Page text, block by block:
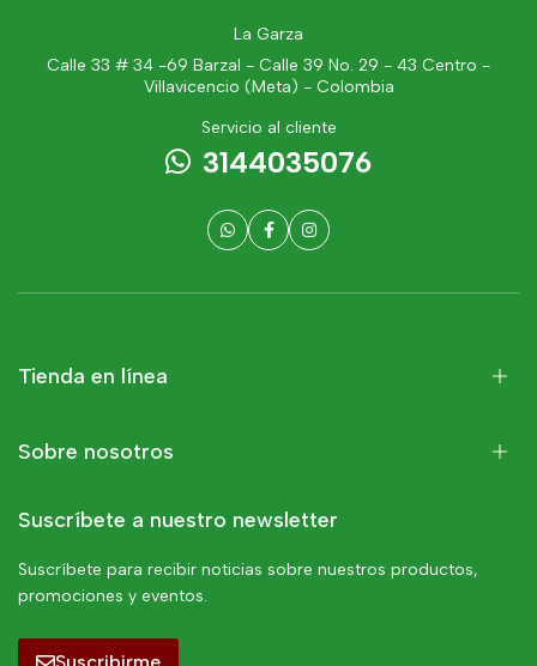
La Garza
Calle 33 # 34 -69 Barzal - Calle 39 No. 29 - 43 Centro -
Villavicencio (Meta) - Colombia
Servicio al cliente
3144035076
Tienda en línea
Sobre nosotros
Suscríbete a nuestro newsletter
Suscríbete para recibir noticias sobre nuestros productos,
promociones y eventos.
Suscribirme